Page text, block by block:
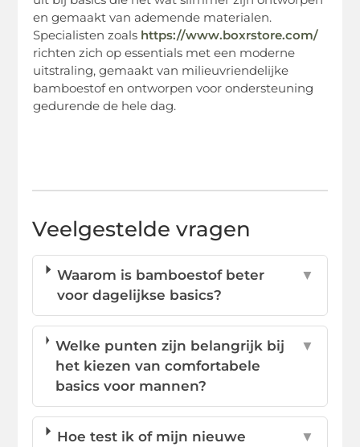
en gemaakt van ademende materialen.
Specialisten zoals https://www.boxrstore.com/
richten zich op essentials met een moderne
uitstraling, gemaakt van milieuvriendelijke
bamboestof en ontworpen voor ondersteuning
gedurende de hele dag.
Veelgestelde vragen
Waarom is bamboestof beter
voor dagelijkse basics?
▼
Welke punten zijn belangrijk bij
het kiezen van comfortabele
basics voor mannen?
▼
Hoe test ik of mijn nieuwe
▼